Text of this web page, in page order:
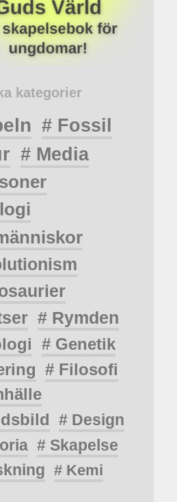
kategorier
# Fossil
# Media
# Rymden
# Genetik
# Filosofi
# Design
# Skapelse
# Kemi